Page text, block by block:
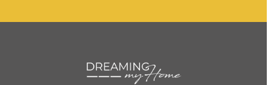
REINDIRIZZAMENTI BANCARI